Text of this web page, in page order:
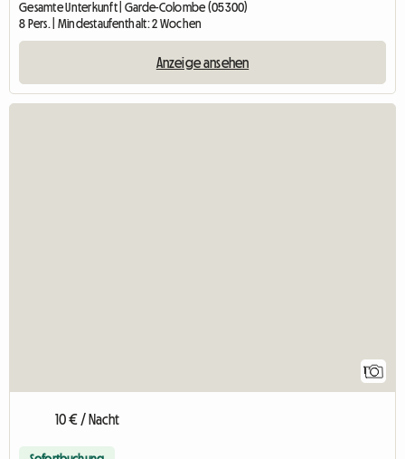
Gesamte Unterkunft | Garde-Colombe (05300)
8 Pers. | Mindestaufenthalt: 2 Wochen
Anzeige ansehen
10 € / Nacht